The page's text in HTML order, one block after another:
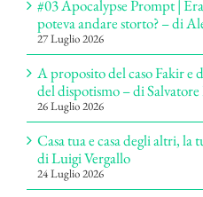
#03 Apocalypse Prompt |
poteva andare storto? – di
27 Luglio 2026
A proposito del caso Fakir
del dispotismo – di
26 Luglio 2026
Casa tua e casa degli altri, la
di Luigi Vergallo
24 Luglio 2026